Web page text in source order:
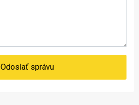
Odoslať správu